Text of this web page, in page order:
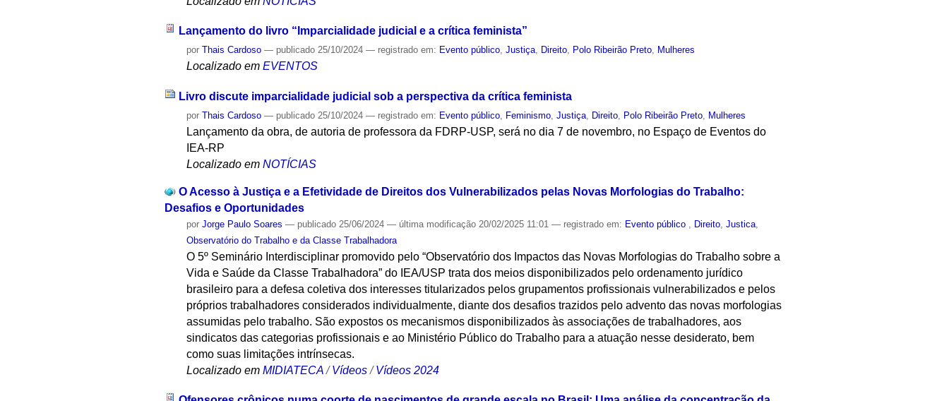
Lançamento do livro “Imparcialidade judicial e a crítica feminista”
porThais Cardoso — publicado 25/10/2024— registrado em: Evento público,Justiça, Direito, Polo Ribeirão Preto, Mulheres
Localizado em EVENTOS
Livro discute imparcialidade judicial sob a perspectiva da crítica feminista
porThais Cardoso — publicado 25/10/2024— registrado em: Evento público Feminismo ,Justiça Direito Polo Ribeirão Preto Mulheres
Lançamento da obra, de autoria de professora da FDRP-USP, será no dia 7 de novembro, no Espaço de Eventos do
IEA-RP
Localizado em NOTÍCIAS
O Acesso à Justiça e a Efetividade de Direitos dos Vulnerabilizados pelas Novas Morfologias do Trabalho:
Desafios e Oportunidades
porJorge Paulo Soares — publicado 25/06/2024— última modificação 20/02/2025 11:01— registrado em: Evento público Direito ,Justica
Observatório do Trabalho e da Classe Trabalhadora
O 5º Seminário Interdisciplinar promovido pelo “Observatório dos Impactos das Novas Morfologias do Trabalho sobre a
Vida e Saúde da Classe Trabalhadora” do IEA/USP trata dos meios disponibilizados pelo ordenamento jurídico
brasileiro para a defesa coletiva dos interesses titularizados pelos grupamentos profissionais vulnerabilizados e pelos
próprios trabalhadores considerados individualmente, diante dos desafios trazidos pelo advento das novas morfologias
assumidas pelo trabalho. São expostos os mecanismos disponibilizados às associações de trabalhadores, aos
sindicatos das categorias profissionais e ao Ministério Público do Trabalho para a atuação nesse desiderato, bem
como suas limitações intrínsecas.
Localizado em MIDIATECA /Vídeos /Vídeos 2024